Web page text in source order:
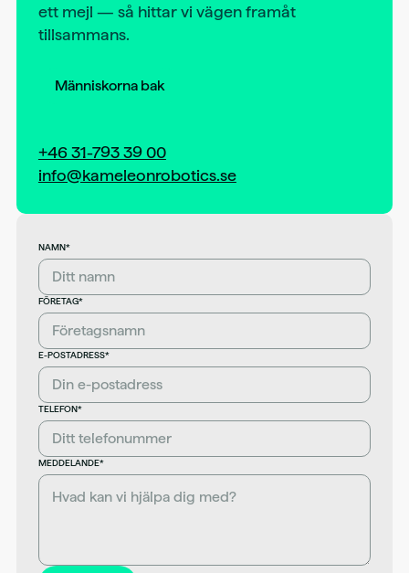
ett mejl — så hittar vi vägen framåt
tillsammans.
Människorna bak
+46 31-793 39 00
info@kameleonrobotics.se
NAMN*
FÖRETAG*
E-POSTADRESS*
TELEFON*
MEDDELANDE*